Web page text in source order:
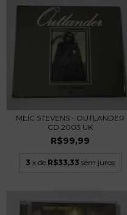
MEIC STEVENS - OUTLANDER
CD 2003 UK
R$99,99
3 x de R$33,33 sem juros